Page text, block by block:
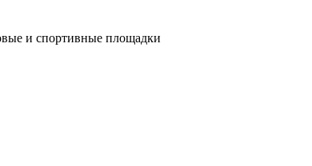
и спортивные площадки